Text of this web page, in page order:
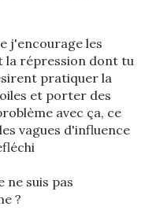
j'encourage les
la répression dont tu
pratiquer la
et porter des
avec ça, ce
vagues d'influence
ne suis pas
?